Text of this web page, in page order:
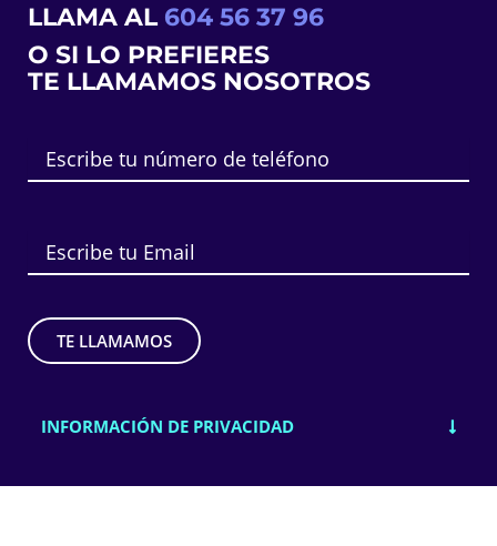
LLAMA AL 604 56 37 96
O SI LO PREFIERES
TE LLAMAMOS NOSOTROS
INFORMACIÓN DE PRIVACIDAD